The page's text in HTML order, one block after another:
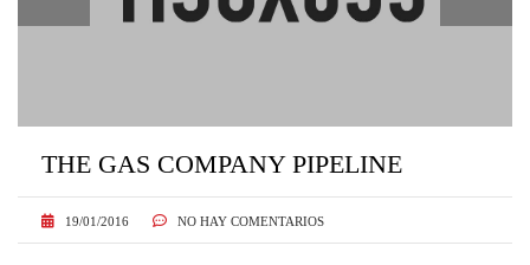
THE GAS COMPANY PIPELINE
19/01/2016 NO HAY COMENTARIOS